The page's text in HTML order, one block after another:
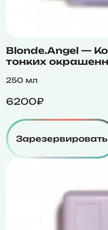
Blonde.Angel —
тонких
250 мл
6200₽
Зарезервировать